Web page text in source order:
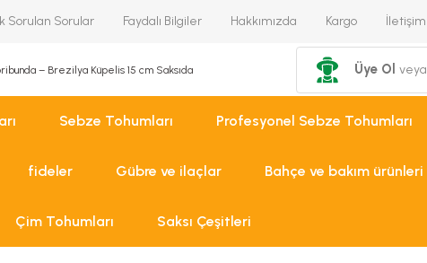
Sorulan Sorular Faydalı Bilgiler Hakkımızda Kargo İletişim
Üye Ol veya
Sebze Tohumları Profesyonel Sebze Tohumları
fideler Gübre ve ilaçlar Bahçe ve bakım ürünleri
Çim Tohumları Saksı Çeşitleri